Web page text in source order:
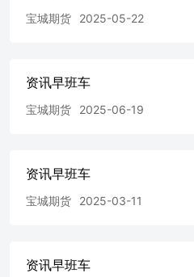
时黄金的可获取性。 2、
内最大回撤幅度突破26%。
元/盎司上下波动，市场表
标签，突然站到了聚光灯
其 中沪 锡 期 货 主力 合
缅甸佤邦复产进度不及预
扰动不断，全球锡供应弹
宝城期货 2025-05-22
资讯早班车
宝城期货 2025-06-19
资讯早班车
宝城期货 2025-03-11
资讯早班车